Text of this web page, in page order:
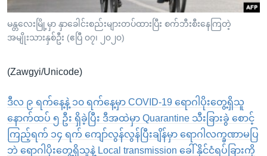
ကျော်
ကြည့်
ရန်
ရန်
သို့
ကျော်
ရန်
မန္တလေးမြို့မှာ နှာခေါင်းစည်းများတပ်ထားပြီး စက်ဘီးစီးနေကြတဲ့
အမျိုးသားနှစ်ဦး (ဧပြီ ၀၇၊ ၂၀၂၀)
(Zawgyi/Unicode)
ဒီလ ၉ ရက်နေ့နဲ့ ၁၀ ရက်နေ့မှာ COVID-19 ရောဂါပိုးတွေ့ရှိသူ
နောက်ထပ် ၅ ဦး ရှိခဲ့ပြီး ဒီအထဲမှာ Quarantine သီးခြားခွဲ စောင့်
ကြည့်ရက် ၁၄ ရက် ကျော်လွန်လွန်ပြီးချိန်မှာ ရောဂါလက္ခဏာမပြ
ဘဲ ရောဂါပိုးတွေ့ရှိသူနဲ့ Local transmission ခေါ် နိုင်ငံရပ်ခြားကို